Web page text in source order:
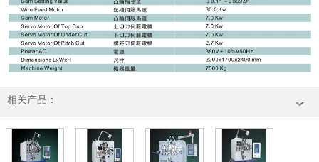
相关产品：